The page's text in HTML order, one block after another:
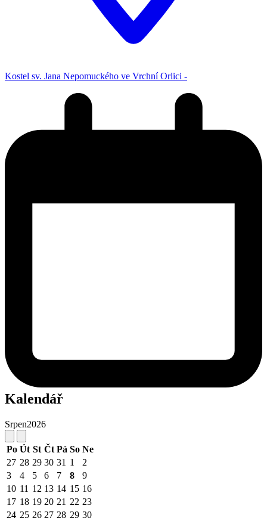
Kostel sv. Jana Nepomuckého ve Vrchní Orlici -
Kalendář
Srpen2026
Po Út St Čt Pá So Ne
27 28 29 30 31 1
2
3
4 5 6 7 8
9
10 11 12 13 14 15 16
17 18 19 20 21 22 23
24 25 26 27 28 29 30